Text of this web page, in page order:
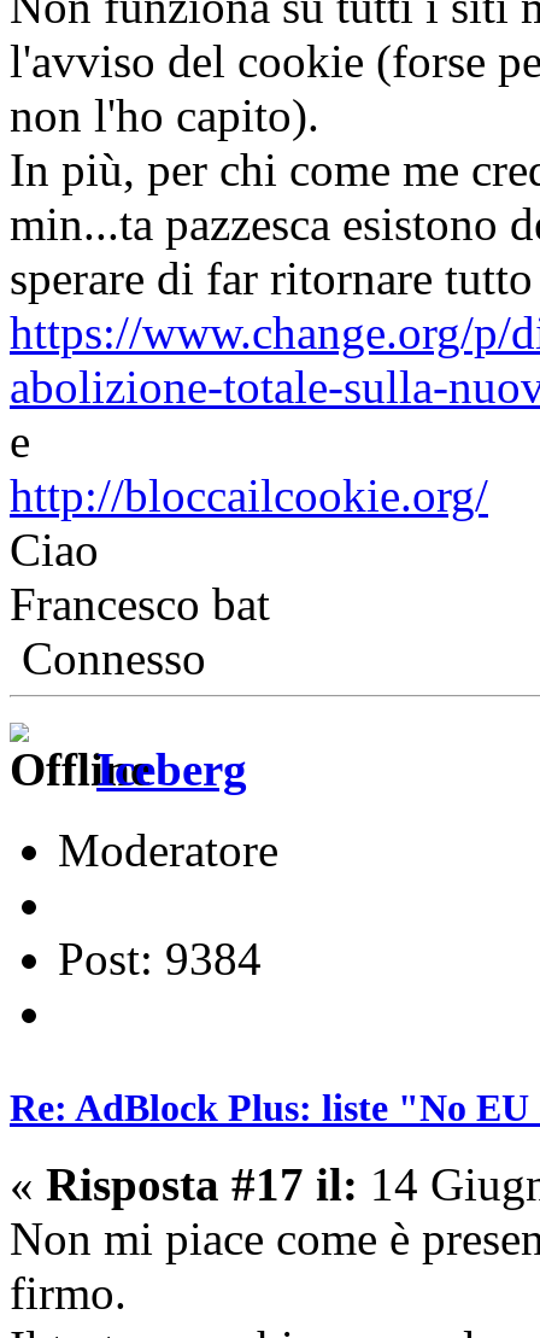
l'avviso del cookie (forse
non l'ho capito).
In più, per chi come me
min...ta pazzesca esistono
sperare di far ritornare
https://www.change.org/p/
abolizione-totale-sulla-
e
http://bloccailcookie.org/
Ciao
Francesco bat
Connesso
Iceberg
Moderatore
Post: 9384
Re: AdBlock Plus: liste "No
« Risposta #17 il: 14
Non mi piace come è
firmo.